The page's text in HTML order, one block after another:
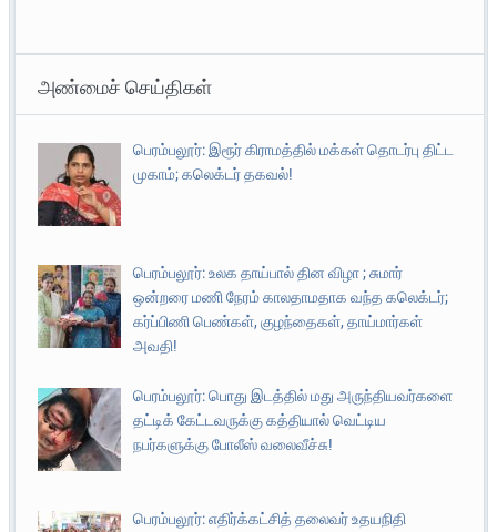
அண்மைச் செய்திகள்
பெரம்பலூர்: இரூர் கிராமத்தில் மக்கள் தொடர்பு திட்ட
முகாம்; கலெக்டர் தகவல்!
பெரம்பலூர்: உலக தாய்பால் தின விழா ; சுமார்
ஒன்றரை மணி நேரம் காலதாமதாக வந்த கலெக்டர்;
கர்ப்பிணி பெண்கள், குழந்தைகள், தாய்மார்கள்
அவதி!
பெரம்பலூர்: பொது இடத்தில் மது அருந்தியவர்களை
தட்டிக் கேட்டவருக்கு கத்தியால் வெட்டிய
நபர்களுக்கு போலீஸ் வலைவீச்சு!
பெரம்பலூர்: எதிர்க்கட்சித் தலைவர் உதயநிதி